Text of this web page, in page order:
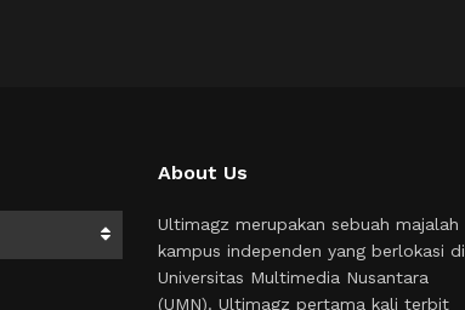
About Us
Ultimagz merupakan sebuah majalah
kampus independen yang berlokasi di
Universitas Multimedia Nusantara
(UMN). Ultimagz pertama kali terbit